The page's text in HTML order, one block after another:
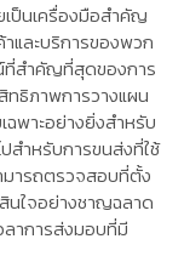
ป็นเครื่องมือสำคัญ
และบริการของพวก
ที่สำคัญที่สุดของการ
ทธิภาพการวางแผน
ฉพาะอย่างยิ่งสำหรับ
สำหรับการขนส่งที่ใช้
มารถตรวจสอบที่ตั้ง
นใจอย่างชาญฉลาด
ลาการส่งมอบที่มี